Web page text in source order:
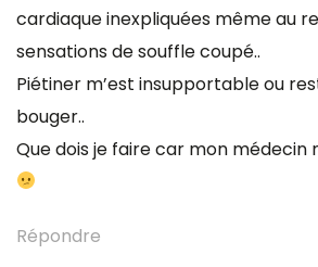
cardiaque inexpliquées même au
sensations de souffle coupé..
Piétiner m’est insupportable ou
bouger..
Que dois je faire car mon médecin
Répondre